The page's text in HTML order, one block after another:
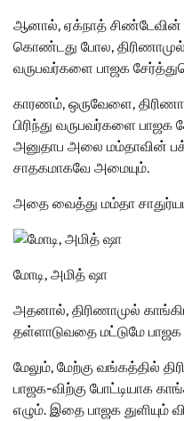
ஆனால், ஏக்நாத்
கொண்டது போல, திரிணாமுல்
வருபவர்களை பாஜக
காரணம், ஒருவேளை,
பிரிந்து வருபவர்களை
அனுதாப அலை மம்தாவின்
சாதகமாகவே அமையும்.
அதை வைத்து மம்தா
மோடி, அமித் ஷா
அதனால், திரிணாமுல்
தள்ளாடுவதை மட்டுமே பாஜக
மேலும், மேற்கு வங்கத்தில்
பாஜக-விற்கு போட்டியாக
எழும். இதை பாஜக துளியும்